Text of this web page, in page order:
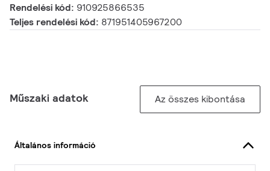
Rendelési kód: 910925866535
Teljes rendelési kód: 871951405967200
Műszaki adatok Az összes kibontása
Általános információ